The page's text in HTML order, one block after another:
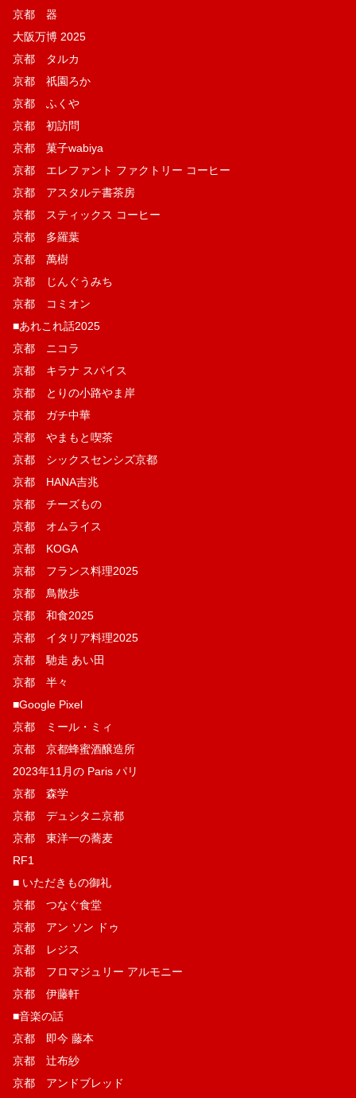
京都 器
大阪万博 2025
京都 タルカ
京都 祇園ろか
京都 ふくや
京都 初訪問
京都 菓子wabiya
京都 エレファント ファクトリー コーヒー
京都 アスタルテ書茶房
京都 スティックス コーヒー
京都 多羅葉
京都 萬樹
京都 じんぐうみち
京都 コミオン
■あれこれ話2025
京都 ニコラ
京都 キラナ スパイス
京都 とりの小路やま岸
京都 ガチ中華
京都 やまもと喫茶
京都 シックスセンシズ京都
京都 HANA吉兆
京都 チーズもの
京都 オムライス
京都 KOGA
京都 フランス料理2025
京都 鳥散歩
京都 和食2025
京都 イタリア料理2025
京都 馳走 あい田
京都 半々
■Google Pixel
京都 ミール・ミィ
京都 京都蜂蜜酒醸造所
2023年11月の Paris パリ
京都 森学
京都 デュシタニ京都
京都 東洋一の蕎麦
RF1
■ いただきもの御礼
京都 つなぐ食堂
京都 アン ソン ドゥ
京都 レジス
京都 フロマジュリー アルモニー
京都 伊藤軒
■音楽の話
京都 即今 藤本
京都 辻布紗
京都 アンドブレッド